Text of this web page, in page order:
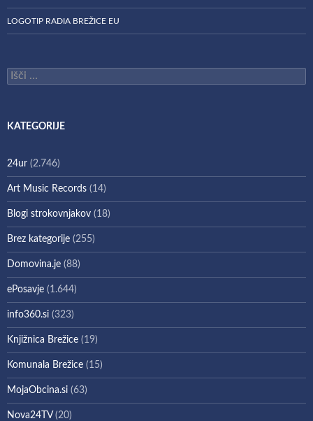
LOGOTIP RADIA BREŽICE EU
Išči:
KATEGORIJE
24ur (2.746)
Art Music Records (14)
Blogi strokovnjakov (18)
Brez kategorije (255)
Domovina.je (88)
ePosavje (1.644)
info360.si (323)
Knjižnica Brežice (19)
Komunala Brežice (15)
MojaObcina.si (63)
Nova24TV(20)